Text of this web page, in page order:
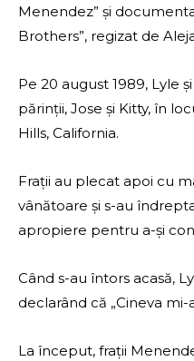
Menendez” și
Brothers”, regizat de
Pe 20 august 1989, Lyle
părinții, Jose și Kitty, în
Hills, California.
Frații au plecat apoi cu
vânătoare și s-au
apropiere pentru a-și
Când s-au întors acasă,
declarând că „Cineva mi-
La început, frații